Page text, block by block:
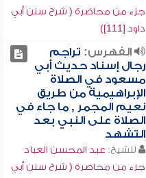
جزء من محاضرة ( شرح سنن أبي
داود [111])
الفهرس: تراجم
رجال إسناد حديث أبي
مسعود في الصلاة
الإبراهيمية من طريق
نعيم المجمر , ما جاء في
الصلاة على النبي بعد
التشهد
للشيخ: عبد المحسن العباد
جزء من محاضرة ( شرح سنن أبي